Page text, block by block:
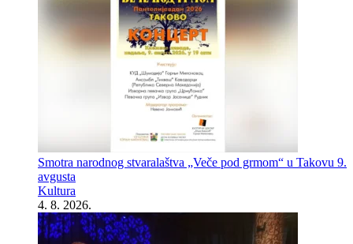
Smotra narodnog stvaralaštva „Veče pod grmom“ u Takovu 9.
avgusta
Kultura
4. 8. 2026.